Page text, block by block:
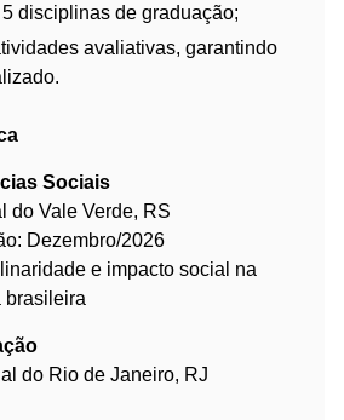
disciplinas de graduação;
avaliativas, garantindo
Sociais
do Vale Verde, RS
Dezembro/2026
e impacto social na
brasileira
do Rio de Janeiro, RJ